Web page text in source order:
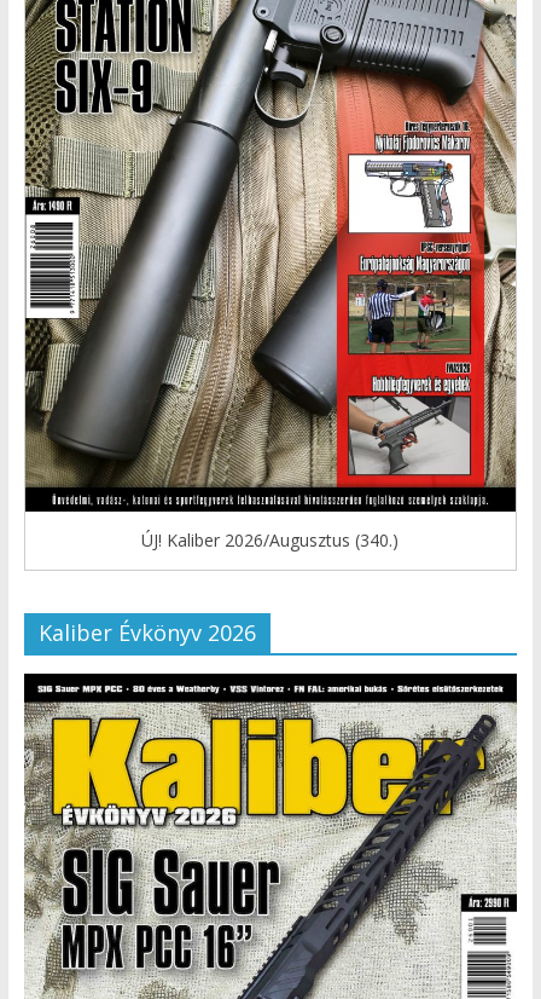
ÚJ! Kaliber 2026/Augusztus (340.)
Kaliber Évkönyv 2026